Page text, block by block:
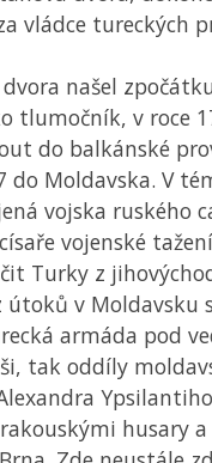
vládce tureckých
našel
tlumočník, v roce
do balkánské
do Moldavska. V
vojska ruského
vojenské
Turky z
útoků v Moldavsku
armáda pod
tak oddíly
husary